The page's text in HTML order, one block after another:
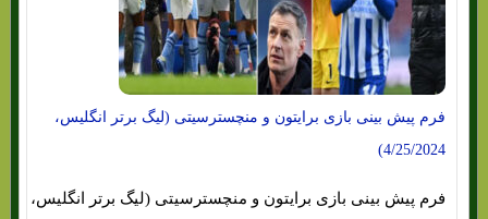
فرم پیش بینی بازی برایتون و منچسترسیتی (لیگ برتر انگلیس،
4/25/2024)
فرم پیش بینی بازی برایتون و منچسترسیتی (لیگ برتر انگلیس،